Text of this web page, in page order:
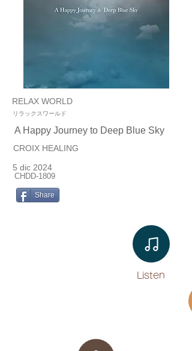
RELAX WORLD
リラックスワールド
A Happy Journey to Deep Blue Sky
CROIX HEALING
5 dic 2024
CHDD-1809
Share
Listen​